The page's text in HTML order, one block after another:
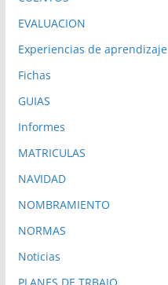
EVALUACION
Experiencias de aprendizaje
Fichas
GUIAS
Informes
MATRICULAS
NAVIDAD
NOMBRAMIENTO
NORMAS
Noticias